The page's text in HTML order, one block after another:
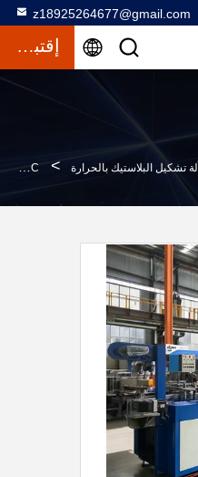
z18925264677@gmail.com
إقتباس
آلة تشكيل البلاستيك بالحرارة > PLC التحكم 45KW آلة البلاستيك البثور لصنع الكؤوس تتكيف مع مادة ب.